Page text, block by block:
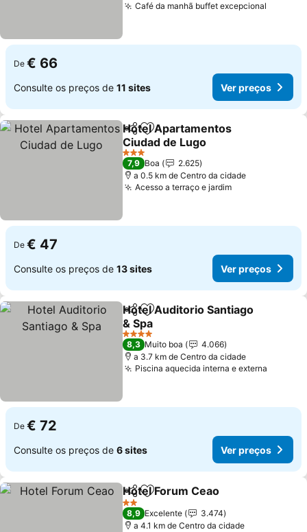
Café da manhã buffet excepcional
De € 66
Consulte os preços de 11 sites Ver preços
PartilharAdicionar aos favoritos
Hotel Apartamentos
Ciudad de Lugo
Ver preços
3 Estrelas
7,9 Boa
2.625
a 0.5 km de Centro da cidade
Acesso a terraço e jardimVer preços
De € 47
Consulte os preços de 13 sites Ver preços
PartilharAdicionar aos favoritos
Hotel Auditorio Santiago
& Spa
Ver preços
4 Estrelas
8,3 Muito boa
4.066
a 3.7 km de Centro da cidade
Piscina aquecida interna e externa
De € 72
Consulte os preços de 6 sites Ver preços
PartilharAdicionar aos favoritos
Hotel Forum Ceao
2 Estrelas
8,9 Excelente
3.474
a 4.1 km de Centro da cidade